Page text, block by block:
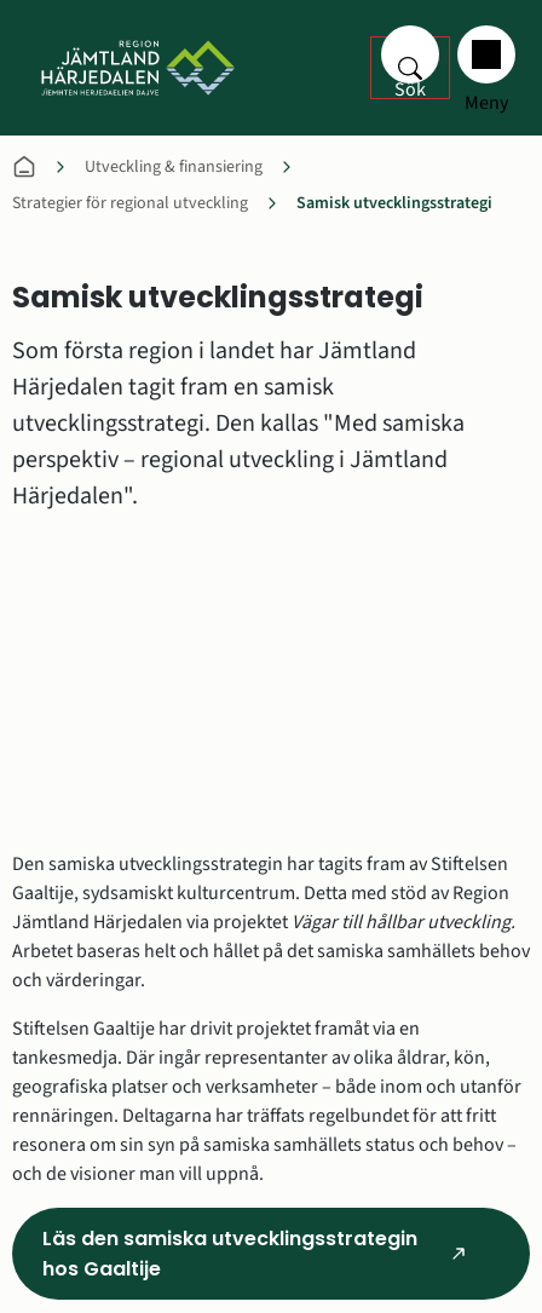
Sök Meny
Utveckling & finansiering
Strategier för regional utveckling
Samisk utvecklingsstrategi
Samisk utvecklingsstrategi
Som första region i landet har Jämtland
Härjedalen tagit fram en samisk
utvecklingsstrategi. Den kallas "Med samiska
perspektiv – regional utveckling i Jämtland
Härjedalen".
Den samiska utvecklingsstrategin har tagits fram av Stiftelsen
Gaaltije, sydsamiskt kulturcentrum. Detta med stöd av Region
Jämtland Härjedalen via projektet
Arbetet baseras helt och hållet på det samiska samhällets behov
och värderingar.
Stiftelsen Gaaltije har drivit projektet framåt via en
tankesmedja. Där ingår representanter av olika åldrar, kön,
geografiska platser och verksamheter – både inom och utanför
rennäringen. Deltagarna har träffats regelbundet för att fritt
resonera om sin syn på samiska samhällets status och behov –
och de visioner man vill uppnå.
Läs den samiska utvecklingsstrategin
hos Gaaltije
till